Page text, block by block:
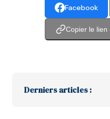
Facebook
Copier le lien
Derniers articles :